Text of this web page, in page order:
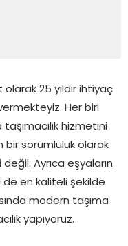
25 yıldır ihtiyaç
Her biri
hizmetini
bir sorumluluk olarak
Ayrıca eşyaların
en kaliteli şekilde
modern taşıma
yapıyoruz.